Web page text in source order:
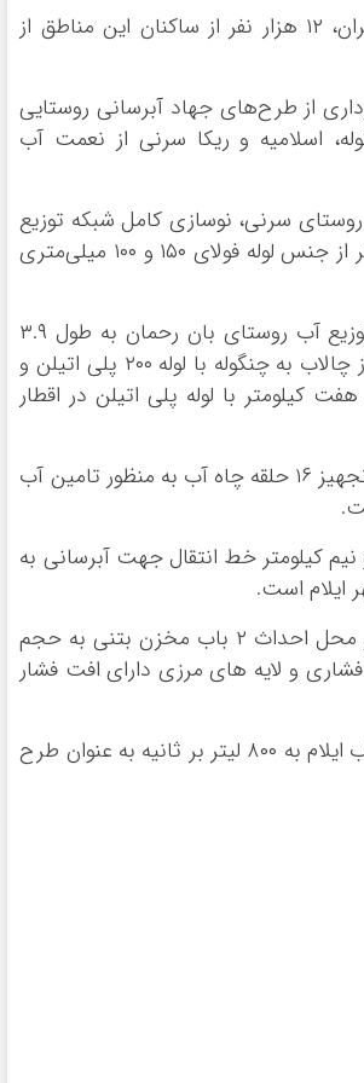
آذربایجان شرقی
آذربایجان غربی
البرز
بوشهر
چهار محال و بختیاری
خراسان جنوبی
خوزستان
با بهره‌برداری از طرح جهاد آبرسانی روستایی در شهرستان مرزی مهران، ۱۲ هزار نفر از ساکنان این مناطق از
از طرح‌های جهاد آبرسانی روستایی
مجتمع چنگوله، اسلامیه و ریکا سرنی از نعمت آب
سرنی، نوسازی کامل شبکه توزیع
روستای گلان به طول سه کیلومتر و اجرای خط انتقال به طول ۱۴ کیلومتر از جنس لوله فولای ۱۵۰ و ۱۰۰ میلی‌متری
مدیرعامل آب و فاضلاب استان ایلام یادآور شد: نوسازی کامل شبکه توزیع آب روستای بان رحمان به طول ۳.۹
کیلومتر لوله پلی اتیلن در اقطار مختلف، اجرای سه کیلومتر خط انتقال از چالاب به چنگوله با لوله ۲٠٠ پلی اتیلن و
کیلومتر با لوله پلی اتیلن در اقطار
ناصری با اشاره به دیگر اقدامات شرکت آبفای استان ایلام گفت: حفر و تجهیز ۱۶ حلقه چاه آب به منظور تامین آب
کیلومتر خط انتقال جهت آبرسانی به
مدیرعامل آبفای ایلام یادآور شد: همچنین انجام مطالعات ژئوتکنیک در محل احداث ۲ باب مخزن بتنی به حجم
و لایه های مرزی دارای افت فشار
ناصری تاکید کرد: مطالعات و اجرای طرح ارتقای ظرفیت تصفیه خانه آب ایلام به ۸۰۰ لیتر بر ثانیه به عنوان طرح